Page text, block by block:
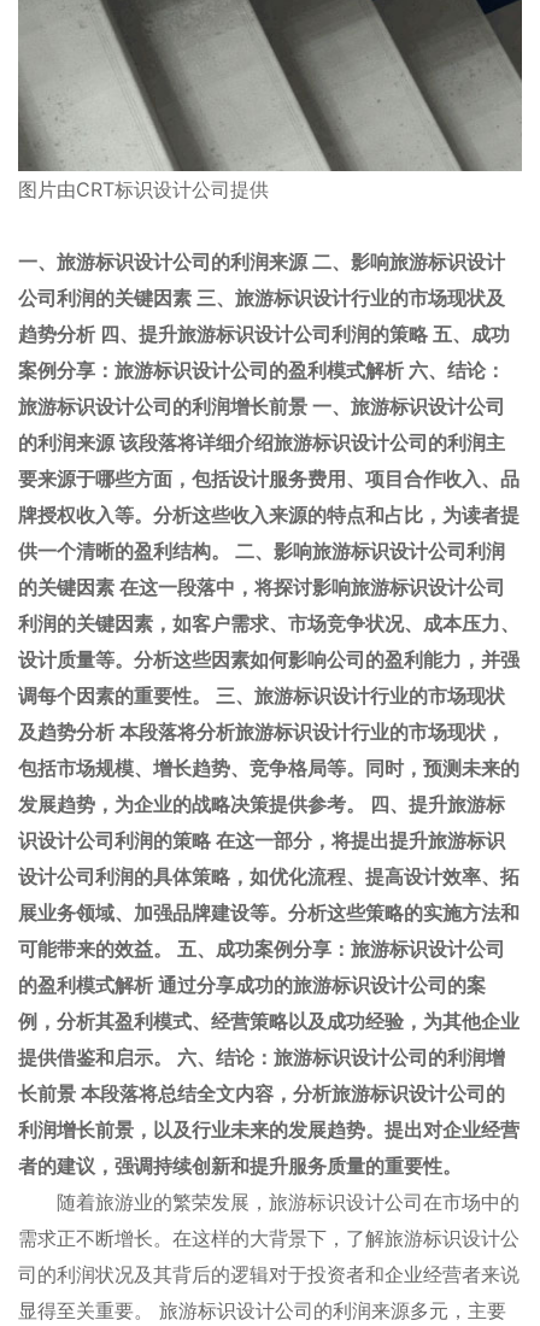
图片由CRT标识设计公司提供
一、旅游标识设计公司的利润来源 二、影响旅游标识设计
公司利润的关键因素 三、旅游标识设计行业的市场现状及
趋势分析 四、提升旅游标识设计公司利润的策略 五、成功
案例分享：旅游标识设计公司的盈利模式解析 六、结论：
旅游标识设计公司的利润增长前景 一、旅游标识设计公司
的利润来源 该段落将详细介绍旅游标识设计公司的利润主
要来源于哪些方面，包括设计服务费用、项目合作收入、品
牌授权收入等。分析这些收入来源的特点和占比，为读者提
供一个清晰的盈利结构。 二、影响旅游标识设计公司利润
的关键因素 在这一段落中，将探讨影响旅游标识设计公司
利润的关键因素，如客户需求、市场竞争状况、成本压力、
设计质量等。分析这些因素如何影响公司的盈利能力，并强
调每个因素的重要性。 三、旅游标识设计行业的市场现状
及趋势分析 本段落将分析旅游标识设计行业的市场现状，
包括市场规模、增长趋势、竞争格局等。同时，预测未来的
发展趋势，为企业的战略决策提供参考。 四、提升旅游标
识设计公司利润的策略 在这一部分，将提出提升旅游标识
设计公司利润的具体策略，如优化流程、提高设计效率、拓
展业务领域、加强品牌建设等。分析这些策略的实施方法和
可能带来的效益。 五、成功案例分享：旅游标识设计公司
的盈利模式解析 通过分享成功的旅游标识设计公司的案
例，分析其盈利模式、经营策略以及成功经验，为其他企业
提供借鉴和启示。 六、结论：旅游标识设计公司的利润增
长前景 本段落将总结全文内容，分析旅游标识设计公司的
利润增长前景，以及行业未来的发展趋势。提出对企业经营
者的建议，强调持续创新和提升服务质量的重要性。
随着旅游业的繁荣发展，旅游标识设计公司在市场中的
需求正不断增长。在这样的大背景下，了解旅游标识设计公
司的利润状况及其背后的逻辑对于投资者和企业经营者来说
显得至关重要。 旅游标识设计公司的利润来源多元，主要